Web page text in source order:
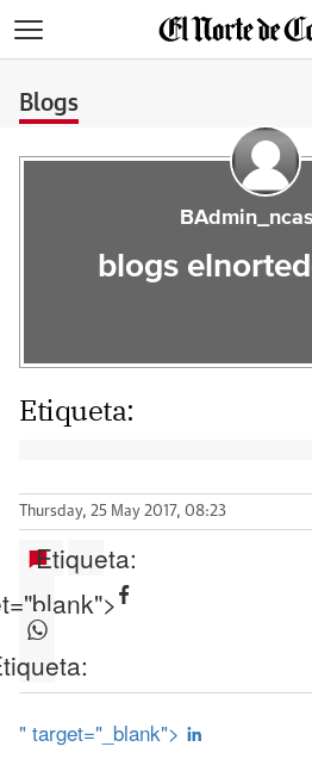
Blogs
blogs
Etiqueta:
Thursday, 25 May 2017, 08:23
Etiqueta:
" target="_blank">